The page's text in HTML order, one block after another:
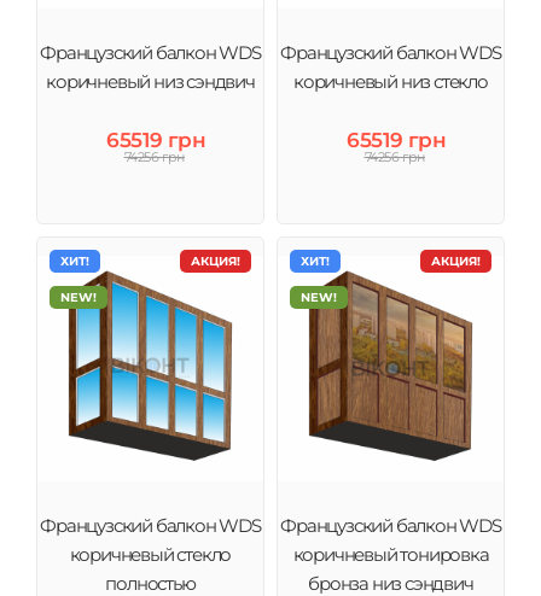
Французский балкон WDS
коричневый низ сэндвич
65519 грн
74256 грн
Французский балкон WDS
коричневый низ стекло
65519 грн
74256 грн
АКЦИЯ!
ХИТ!
NEW!
Французский балкон WDS
коричневый стекло
полностью
АКЦИЯ!
ХИТ!
NEW!
Французский балкон WDS
коричневый тонировка
бронза низ сэндвич